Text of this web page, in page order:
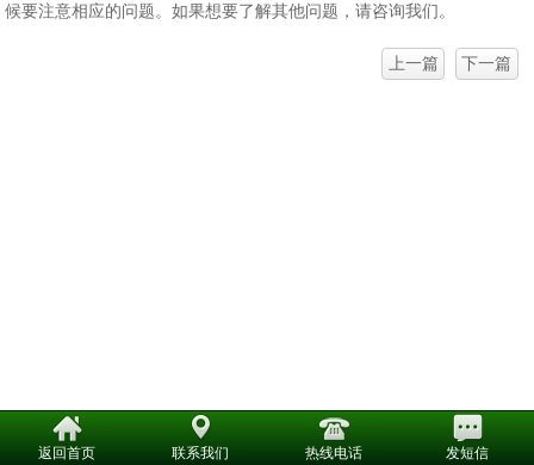
候要注意相应的问题。如果想要了解其他问题，请咨询我们。
下一篇
上一篇
返回首页 联系我们 热线电话 发短信